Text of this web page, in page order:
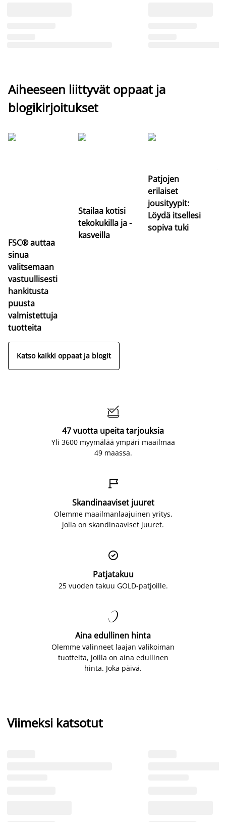
Aiheeseen liittyvät oppaat ja
blogikirjoitukset
FSC® auttaa
sinua
valitsemaan
vastuullisesti
hankitusta
puusta
valmistettuja
tuotteita
Stailaa kotisi
tekokukilla ja -
kasveilla
Patjojen
erilaiset
jousityypit:
Löydä itsellesi
sopiva tuki
Katso kaikki oppaat ja blogit

47 vuotta upeita tarjouksia
Yli 3600 myymälää ympäri maailmaa
49 maassa.

Skandinaaviset juuret
Olemme maailmanlaajuinen yritys,
jolla on skandinaaviset juuret.

Patjatakuu
25 vuoden takuu GOLD-patjoille.

Aina edullinen hinta
Olemme valinneet laajan valikoiman
tuotteita, joilla on aina edullinen
hinta. Joka päivä.
Viimeksi katsotut